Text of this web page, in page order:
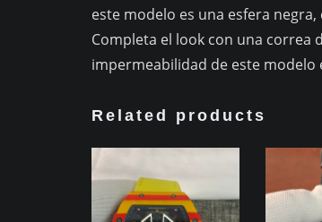
este modelo es una esfera
Completa el look con una correa
impermeabilidad de este modelo
Related products